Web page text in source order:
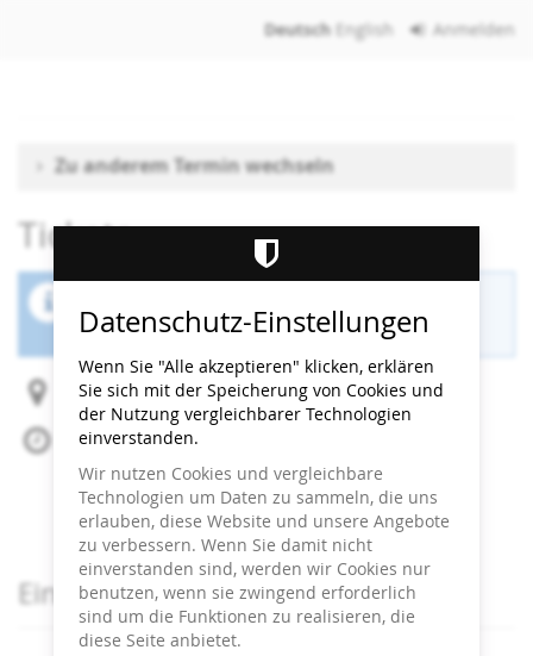
Deutsch English Anmelden
Zu anderem Termin wechseln
Tickets
ist beendet.
Heidi Horten Collection
Mo, 3. November 2025
Beginn:
16:00 Uhr
Ende:16:30Uhr
Zum Kalender hinzufügen
Produkte
Eintrittskarten
Datenschutz-Einstellungen
Wenn Sie "Alle akzeptieren" klicken, erklären
Sie sich mit der Speicherung von Cookies und
der Nutzung vergleichbarer Technologien
einverstanden.
Wir nutzen Cookies und vergleichbare
Technologien um Daten zu sammeln, die uns
erlauben, diese Website und unsere Angebote
zu verbessern. Wenn Sie damit nicht
einverstanden sind, werden wir Cookies nur
benutzen, wenn sie zwingend erforderlich
sind um die Funktionen zu realisieren, die
diese Seite anbietet.